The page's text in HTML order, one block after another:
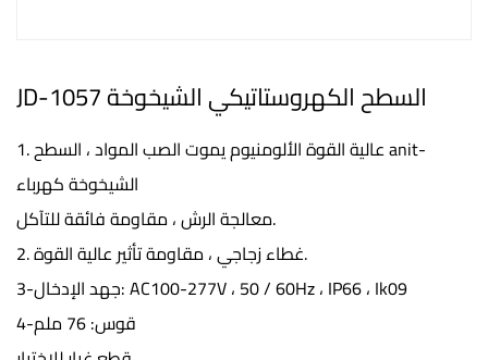
JD-1057 السطح الكهروستاتيكي الشيخوخة
1. عالية القوة الألومنيوم يموت الصب المواد ، السطح anit-
الشيخوخة كهرباء
معالجة الرش ، مقاومة فائقة للتآكل.
2. غطاء زجاجي ، مقاومة تأثير عالية القوة.
3-جهد الإدخال: AC100-277V ، 50 / 60Hz ، IP66 ، Ik09
4-قوس: 76 ملم